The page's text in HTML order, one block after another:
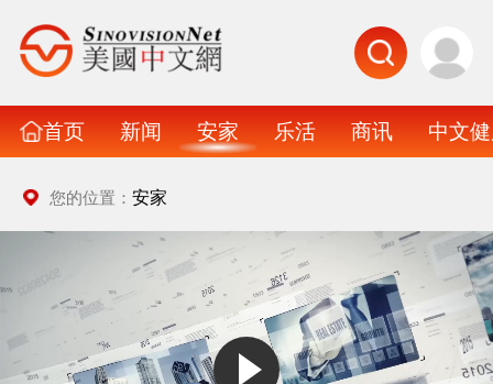
首页 新闻 安家 乐活 商讯 中文
您的位置： 安家